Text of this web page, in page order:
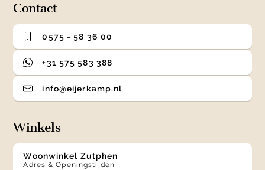
Contact
0575 - 58 36 00
+31 575 583 388
info@eijerkamp.nl
Winkels
Woonwinkel Zutphen
Adres & Openingstijden